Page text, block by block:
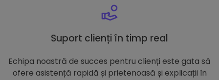
Suport clienți în timp real
Echipa noastră de succes pentru clienți este gata să
ofere asistență rapidă și prietenoasă și explicații în